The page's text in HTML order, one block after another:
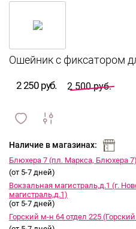
2 250 руб. 2 500 руб.
и
Наличие в магазинах:
Блюхера 7 (пл. Маркса, Блюхера 7)
(от 5-7 дней)
Вокзальная магистраль,д.1 (г.
магистраль,д.1)
(от 5-7 дней)
Горский м-н 64 отдел 225